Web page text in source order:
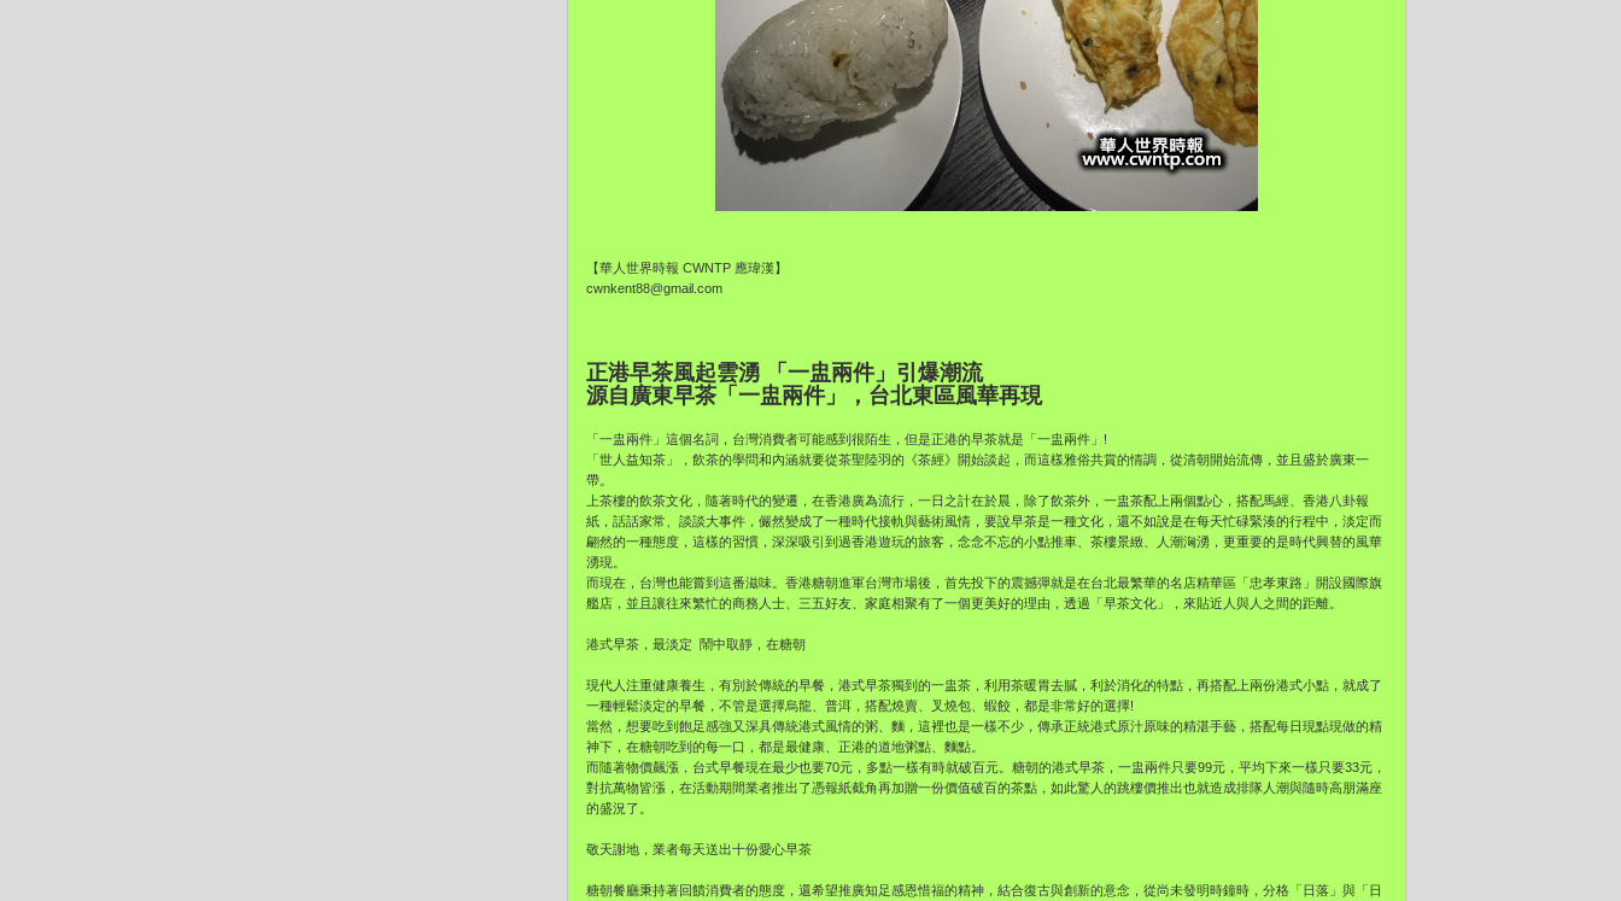
【華人世界時報 CWNTP 應瑋漢】
cwnkent88@gmail.com
正港早茶風起雲湧 「一盅兩件」引爆潮流
源自廣東早茶「一盅兩件」，台北東區風華再現
「一盅兩件」這個名詞，台灣消費者可能感到很陌生，但是正港的早茶就是「一盅兩件」!
「世人益知茶」，飲茶的學問和內涵就要從茶聖陸羽的《茶經》開始談起，而這樣雅俗共賞的情調，從清朝開始流傳，並且盛於廣東一
帶。
上茶樓的飲茶文化，隨著時代的變遷，在香港廣為流行，一日之計在於晨，除了飲茶外，一盅茶配上兩個點心，搭配馬經、香港八卦報
紙，話話家常、談談大事件，儼然變成了一種時代接軌與藝術風情，要說早茶是一種文化，還不如說是在每天忙碌緊湊的行程中，淡定而
翩然的一種態度，這樣的習慣，深深吸引到過香港遊玩的旅客，念念不忘的小點推車、茶樓景緻、人潮洶湧，更重要的是時代興替的風華
湧現。
而現在，台灣也能嘗到這番滋味。香港糖朝進軍台灣市場後，首先投下的震撼彈就是在台北最繁華的名店精華區「忠孝東路」開設國際旗
艦店，並且讓往來繁忙的商務人士、三五好友、家庭相聚有了一個更美好的理由，透過「早茶文化」，來貼近人與人之間的距離。
港式早茶，最淡定 鬧中取靜，在糖朝
現代人注重健康養生，有別於傳統的早餐，港式早茶獨到的一盅茶，利用茶暖胃去膩，利於消化的特點，再搭配上兩份港式小點，就成了
一種輕鬆淡定的早餐，不管是選擇烏龍、普洱，搭配燒賣、叉燒包、蝦餃，都是非常好的選擇!
當然，想要吃到飽足感強又深具傳統港式風情的粥、麵，這裡也是一樣不少，傳承正統港式原汁原味的精湛手藝，搭配每日現點現做的精
神下，在糖朝吃到的每一口，都是最健康、正港的道地粥點、麵點。
而隨著物價飆漲，台式早餐現在最少也要70元，多點一樣有時就破百元。糖朝的港式早茶，一盅兩件只要99元，平均下來一樣只要33元，
對抗萬物皆漲，在活動期間業者推出了憑報紙截角再加贈一份價值破百的茶點，如此驚人的跳樓價推出也就造成排隊人潮與隨時高朋滿座
的盛況了。
敬天謝地，業者每天送出十份愛心早茶
糖朝餐廳秉持著回饋消費者的態度，還希望推廣知足感恩惜福的精神，結合復古與創新的意念，從尚未發明時鐘時，分格「日落」與「日